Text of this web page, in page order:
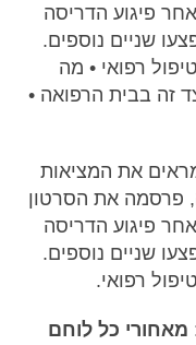
פיגוע הדריסה
שניים נוספים.
רפואי • מה
זה בבית הרפואה •
את המציאות
פרסמה את הסרטון
פיגוע הדריסה
שניים נוספים.
רפואי.
מאחורי כל לוחם